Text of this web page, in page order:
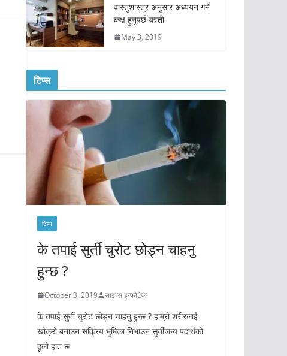
वास्तुशास्त्र अनुसार अध्ययन गर्ने
कक्ष हुनुपर्छ यस्तो
May 3, 2019
टिप्स
टिप्स
के तपाई सुर्ती चुरोट छोड्न चाहनु
हुन्छ ?
October 3, 2019 साइन्स इन्फोटेक
के तपाई सुर्ती चुरोट छोड्न चाहनु हुन्छ ? हाम्रो शरीरलाई
खोक्रो बनाउन सक्रिय भुमिका निभाउन सुर्तीजन्य पदार्थको
ठूलो हात छ